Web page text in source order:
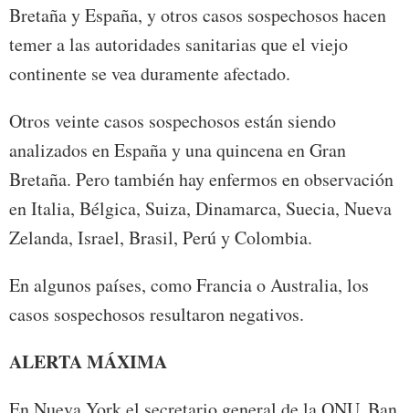
Bretaña y España, y otros casos sospechosos hacen
temer a las autoridades sanitarias que el viejo
continente se vea duramente afectado.
Otros veinte casos sospechosos están siendo
analizados en España y una quincena en Gran
Bretaña. Pero también hay enfermos en observación
en Italia, Bélgica, Suiza, Dinamarca, Suecia, Nueva
Zelanda, Israel, Brasil, Perú y Colombia.
En algunos países, como Francia o Australia, los
casos sospechosos resultaron negativos.
ALERTA MÁXIMA